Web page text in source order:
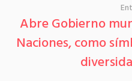
Abre Gobierno
Naciones, como